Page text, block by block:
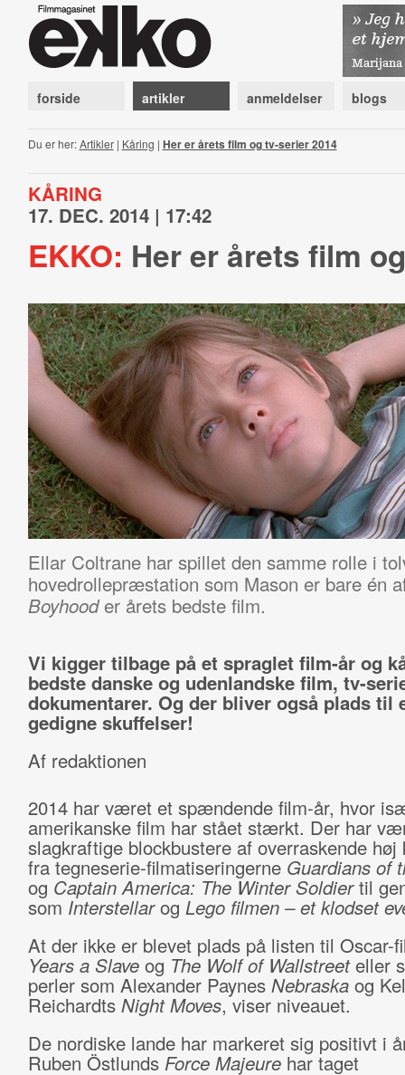
forside artikler anmeldelser blogs
Du er her:Artikler| Kåring | Her er årets film og tv-serier 2014
KÅRING
17. DEC. 2014 | 17:42
EKKO: Her er årets film
Ellar Coltrane har spillet den samme rolle i
hovedrollepræstation som Mason er bare én
Boyhooder årets bedste film.
Vi kigger tilbage på et spraglet film-år og
bedste danske og udenlandske film, tv-
dokumentarer. Og der bliver også plads til
gedigne skuffelser!
Af redaktionen
2014 har været et spændende film-år, hvor
amerikanske film har stået stærkt. Der har
slagkraftige blockbustere af overraskende høj
fra tegneserie-filmatiseringerne Guardians of
og Captain America: The Winter Soldiertil
som Interstellarog Lego filmen – et klodset
At der ikke er blevet plads på listen til Oscar-
Years a Slave og The Wolf of Wallstreeteller
perler som Alexander Paynes Nebraskaog
Reichardts Night Moves, viser niveauet.
De nordiske lande har markeret sig positivt i
Ruben Östlunds Force Majeure har taget